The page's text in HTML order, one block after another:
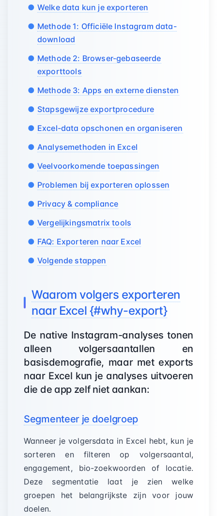
Welke data kun je exporteren
Methode 1: Officiële Instagram data-
download
Methode 2: Browser-gebaseerde
exporttools
Methode 3: Apps en externe diensten
Stapsgewijze exportprocedure
Excel-data opschonen en organiseren
Analysemethoden in Excel
Veelvoorkomende toepassingen
Problemen bij exporteren oplossen
Privacy & compliance
Vergelijkingsmatrix tools
FAQ: Exporteren naar Excel
Volgende stappen
Waarom volgers exporteren
naar Excel {#why-export}
De native Instagram-analyses tonen
alleen volgersaantallen en
basisdemografie, maar met exports
naar Excel kun je analyses uitvoeren
die de app zelf niet aankan:
Segmenteer je doelgroep
Wanneer je volgersdata in Excel hebt, kun je
sorteren en filteren op volgersaantal,
engagement, bio-zoekwoorden of locatie.
Deze segmentatie laat je zien welke
groepen het belangrijkste zijn voor jouw
doelen.